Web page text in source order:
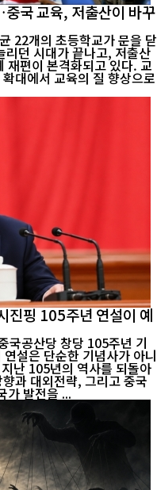
국 교육, 저출산이 바꾸
22개의 초등학교가 문을 닫
리던 시대가 끝나고, 저출산
재편이 본격화되고 있다. 교
대에서 교육의 질 향상으로
핑 105주년 연설이 예
국공산당 창당 105주년 기
설은 단순한 기념사가 아니
난 105년의 역사를 되돌아
과 대외전략, 그리고 중국
가 발전을 ...